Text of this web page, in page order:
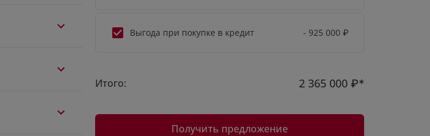
Выгода при покупке в кредит - 925 000 ₽
Итого: 2 365 000 ₽*
Получить предложение